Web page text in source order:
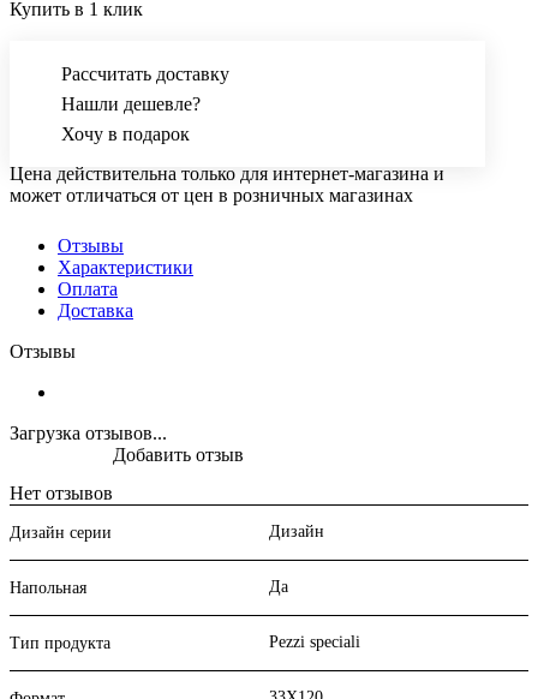
Купить в 1 клик
Рассчитать доставку
Нашли дешевле?
Хочу в подарок
Цена действительна только для интернет-магазина и
может отличаться от цен в розничных магазинах
Отзывы
Характеристики
Оплата
Доставка
Отзывы
Загрузка отзывов...
Нет отзывов
Добавить отзыв
Дизайн серии Дизайн
Напольная Да
Тип продукта Pezzi speciali